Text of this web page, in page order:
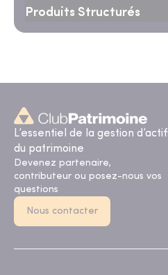
Produits Structurés
L’essentiel de la gestion
du patrimoine
Devenez partenaire,
contributeur ou posez-nous vos
questions
Nous contacter